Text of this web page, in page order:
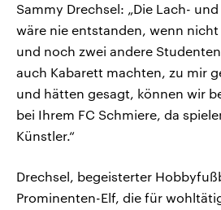
Sammy Drechsel: „Die Lach-
wäre nie entstanden, wenn
und noch zwei andere
auch Kabarett machten, zu mir
und hätten gesagt, können wir
bei Ihrem FC Schmiere, da
Künstler.“
Drechsel, begeisterter
Prominenten-Elf, die für